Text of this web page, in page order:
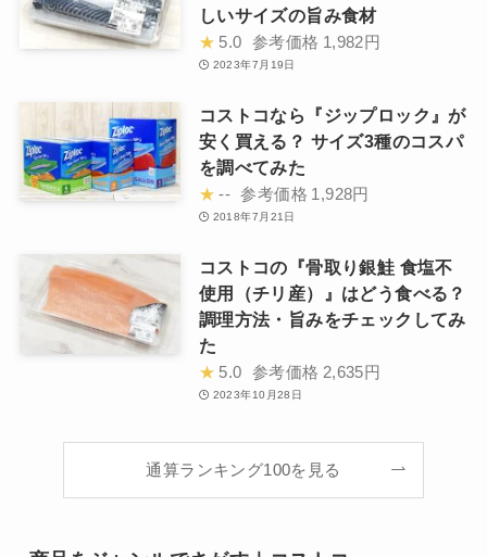
しいサイズの旨み食材
★ 5.0 参考価格 1,982円
2023年7月19日
コストコなら『ジップロック』が
安く買える？ サイズ3種のコスパ
を調べてみた
★ -- 参考価格 1,928円
2018年7月21日
コストコの『骨取り銀鮭 食塩不
使用（チリ産）』はどう食べる？
調理方法・旨みをチェックしてみ
た
★ 5.0 参考価格 2,635円
2023年10月28日
通算ランキング100を見る